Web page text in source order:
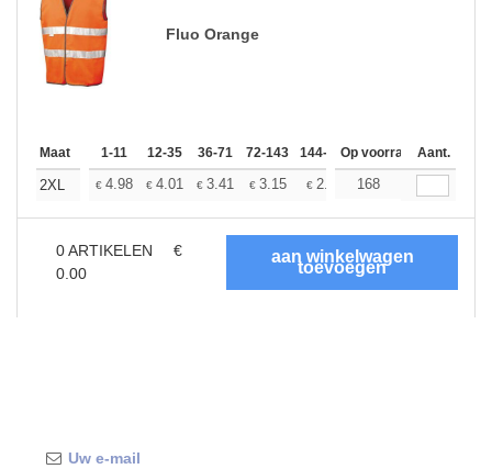
Fluo Orange
Maat 1-11 12-35 36-71 72-143 144-287 288 + Meer
Op voorraadAant.
2XL € 4.98 € 4.01 € 3.41 € 3.15 € 2.95 €2.87
168
0ARTIKELEN
€
0.00